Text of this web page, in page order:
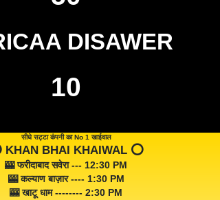
DISAWER
10
सीधे सट्टा कंपनी का No 1 खाईवाल
KHAN BHAI KHAIWAL ⭕️
🎰 फरीदाबाद सवेरा --- 12:30 PM
🎰 कल्याण बाज़ार ---- 1:30 PM
🎰 खाटू धाम -------- 2:30 PM